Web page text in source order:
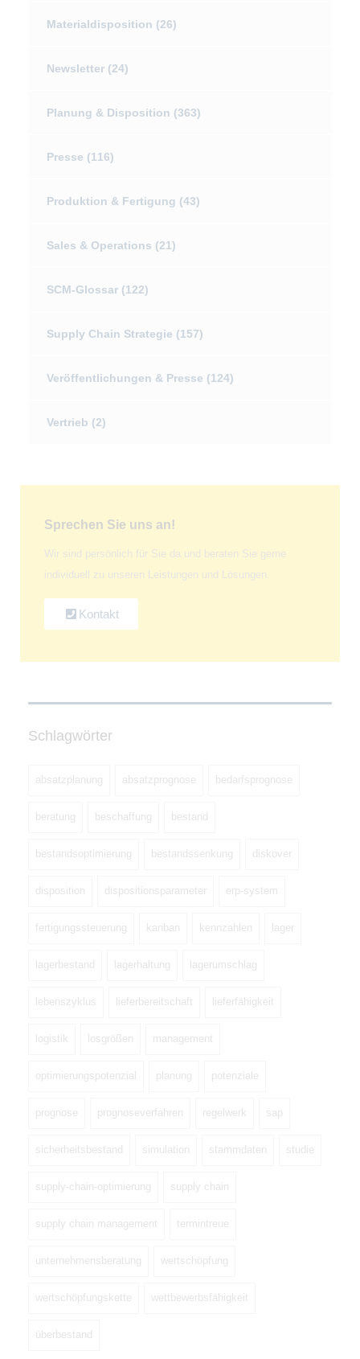
Materialdisposition (26)
Newsletter (24)
Planung & Disposition (363)
Presse (116)
Produktion & Fertigung (43)
Sales & Operations (21)
SCM-Glossar (122)
Supply Chain Strategie (157)
Veröffentlichungen & Presse (124)
Vertrieb (2)
Sprechen Sie uns an!
Wir sind persönlich für Sie da und beraten Sie gerne
individuell zu unseren Leistungen und Lösungen.
Kontakt
Schlagwörter
absatzplanung absatzprognose bedarfsprognose
beratung beschaffung bestand
bestandsoptimierung bestandssenkung diskover
disposition dispositionsparameter erp-system
fertigungssteuerung kanban kennzahlen lager
lagerbestand lagerhaltung lagerumschlag
lebenszyklus lieferbereitschaft lieferfähigkeit
logistik losgrößen management
optimierungspotenzial planung potenziale
prognose prognoseverfahren regelwerk sap
sicherheitsbestand simulation stammdaten studie
supply-chain-optimierung supply chain
supply chain management termintreue
unternehmensberatung wertschöpfung
wertschöpfungskette wettbewerbsfähigkeit
überbestand